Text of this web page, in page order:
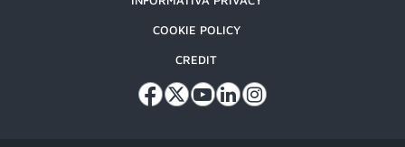
COOKIE POLICY
CREDIT